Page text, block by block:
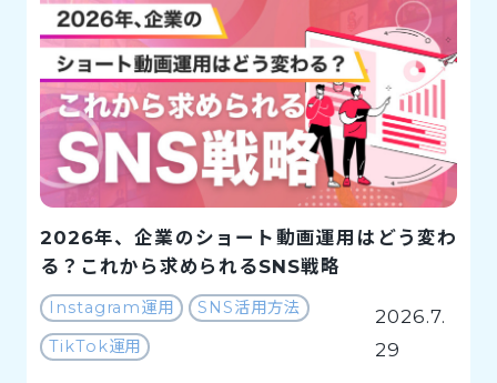
2026年、企業のショート動画運用はどう変わ
る？これから求められるSNS戦略
Instagram運用
SNS活用方法
TikTok運用
2026.7.
29